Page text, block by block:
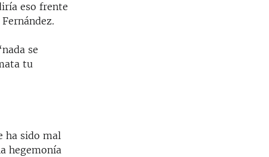
eso frente
se
tu
ha sido mal
hegemonía